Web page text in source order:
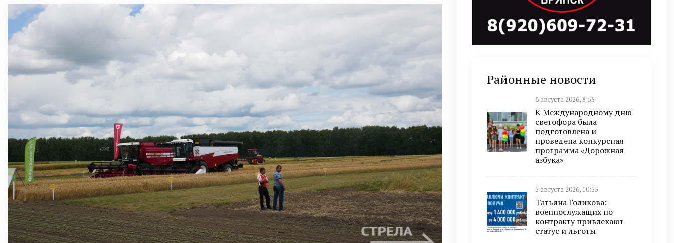
Районные новости
6 августа 2026, 8:55
К Международному дню
светофора была
подготовлена и
проведена конкурсная
программа «Дорожная
азбука»
5 августа 2026, 10:55
Татьяна Голикова:
военнослужащих по
контракту привлекают
статус и льготы